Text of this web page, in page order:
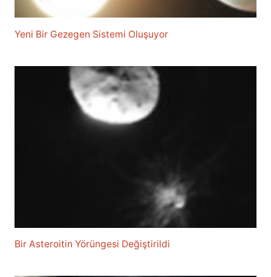
Yeni Bir Gezegen Sistemi Oluşuyor
Bir Asteroitin Yörüngesi Değiştirildi